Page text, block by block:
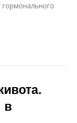
гормонального
в